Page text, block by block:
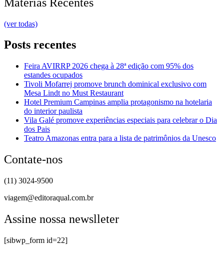
(ver todas)
Posts recentes
Feira AVIRRP 2026 chega à 28ª edição com 95% dos
estandes ocupados
Tivoli Mofarrej promove brunch dominical exclusivo com
Mesa Lindt no Must Restaurant
Hotel Premium Campinas amplia protagonismo na hotelaria
do interior paulista
Vila Galé promove experiências especiais para celebrar o Dia
dos Pais
Teatro Amazonas entra para a lista de patrimônios da Unesco
Contate-nos
(11) 3024-9500
viagem@editoraqual.com.br
Assine nossa newslleter
[sibwp_form id=22]